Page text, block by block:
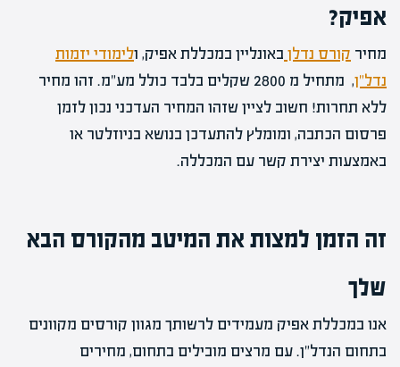
אפיק?
מחיר קורס נדלן באונליין במכללת אפיק, ולימודי יזמות
נדל"ן
, מתחיל מ 2800 שקלים בלבד כולל מע"מ. זהו מחיר
ללא תחרות! חשוב לציין שזהו המחיר העדכני נכון לזמן
פרסום הכתבה, ומומלץ להתעדכן בנושא בניוזלטר או
באמצעות יצירת קשר עם המכללה.
זה הזמן למצות את המיטב מהקורס הבא
שלך
אנו במכללת אפיק מעמידים לרשותך מגוון קורסים מקוונים
בתחום הנדל"ן. עם מרצים מובילים בתחום, מחירים